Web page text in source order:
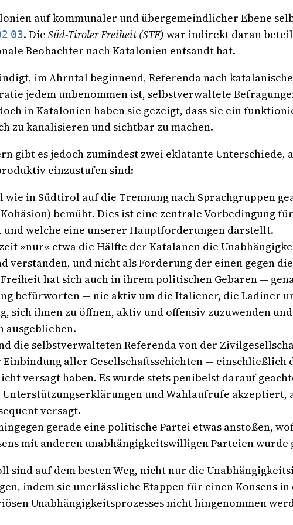
auf kommunaler und übergemeindlicher Ebene
03. DieSüd-Tiroler Freiheit (STF) war indirekt daran
Beobachter nach Katalonien entsandt hat.
im Ahrntal beginnend, Referenda nach
jedem unbenommen ist, selbstverwaltete
in Katalonien haben sie gezeigt, dass sie ein
zu kanalisieren und sichtbar zu machen.
gibt es jedoch zumindest zwei eklatante
einzustufen sind:
wie in Südtirol auf die Trennung nach Sprachgruppen
bemüht. Dies ist eine zentrale Vorbedingung
und welche eine unserer Hauptforderungen darstellt.
»nur« etwa die Hälfte der Katalanen die
verstanden, und nicht als Forderung der einen gegen
hat sich auch in ihrem politischen Gebaren —
befürworten — nie aktiv um die Italiener, die Ladiner
sich ihnen zu öffnen, aktiv und offensiv zuzuwenden
ausgeblieben.
die selbstverwalteten Referenda von der
Einbindung aller Gesellschaftsschichten — einschließlich
versagt haben. Es wurde stets penibelst darauf
und Wahlaufrufe
versagt.
gerade eine politische Partei etwas anstoßen,
mit anderen unabhängigkeitswilligen Parteien wurde
sind auf dem besten Weg, nicht nur die
indem sie unerlässliche Etappen für einen Konsens
Unabhängigkeitsprozesses nicht hingenommen